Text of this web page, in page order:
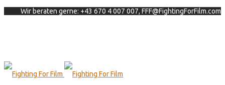
Wir beraten gerne: +43 670 4 007 007, FFF@FightingForFilm.com